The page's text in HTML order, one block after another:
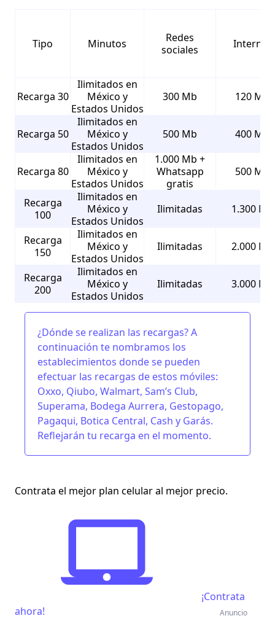
Tipo Minutos
Redes
sociales
Internet
Recarga 30
Ilimitados en
México y
Estados Unidos
300 Mb 120 Mb
Recarga 50
Ilimitados en
México y
Estados Unidos
500 Mb 400 Mb
Recarga 80
Ilimitados en
México y
Estados Unidos
1.000 Mb +
Whatsapp
gratis
500 Mb
Recarga
100
Ilimitados en
México y
Estados Unidos
Ilimitadas 1.300 Mb
Recarga
150
Ilimitados en
México y
Estados Unidos
Ilimitadas 2.000 Mb
Recarga
200
Ilimitados en
México y
Estados Unidos
Ilimitadas 3.000 Mb
¿Dónde se realizan las recargas? A
continuación te nombramos los
establecimientos donde se pueden
efectuar las recargas de estos móviles:
Oxxo, Qiubo, Walmart, Sam’s Club,
Superama, Bodega Aurrera, Gestopago,
Pagaqui, Botica Central, Cash y Garás.
Reflejarán tu recarga en el momento.
Contrata el mejor plan celular al mejor precio.
¡Contrata
ahora!
Anuncio